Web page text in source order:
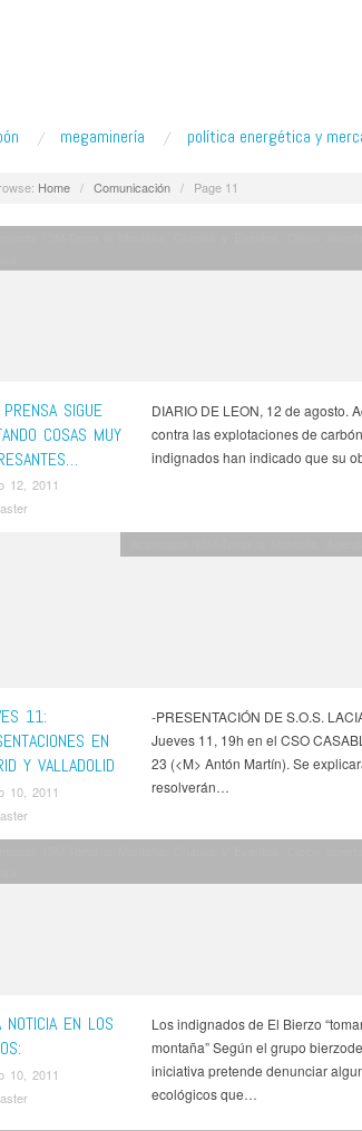
megaminería política energética y
Home / Comunicación / Page 11
SIGUE
COSAS MUY
12, 2011
DIARIO DE LEON, 12 de agosto.
contra las explotaciones de
indignados han indicado que su
11:
EN
Y VALLADOLID
10, 2011
-PRESENTACIÓN DE S.O.S.
Jueves 11, 19h en el CSO
23 (<M> Antón Martín). Se
resolverán…
NOTICIA EN LOS
10, 2011
Los indignados de El Bierzo
montaña” Según el grupo
iniciativa pretende denunciar
ecológicos que…